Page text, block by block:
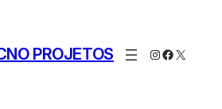
PROJETOS Instagram
Facebook
X